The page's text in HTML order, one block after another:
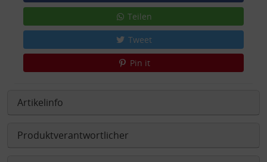
Teilen
Tweet
Pin it
Artikelinfo
Produktverantwortlicher